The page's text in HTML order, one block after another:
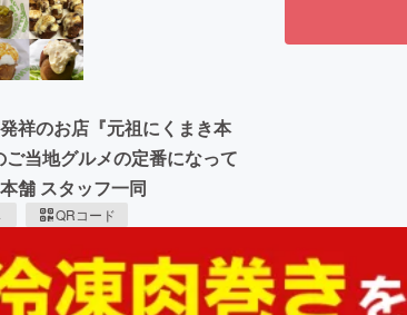
祥のお店『元祖にくまき本
当地グルメの定番になって
舗 スタッフ一同
QRコード